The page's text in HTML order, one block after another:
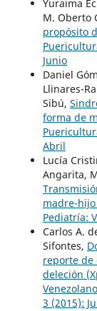
Yuraima
M. Oberto
propósito
Junio
Daniel
Llinares-
Sibú,
forma de
Abril
Lucía
Angarita,
madre-hijo
Pediatría:
Carlos A.
Sifontes,
reporte de
deleción
3 (2015):